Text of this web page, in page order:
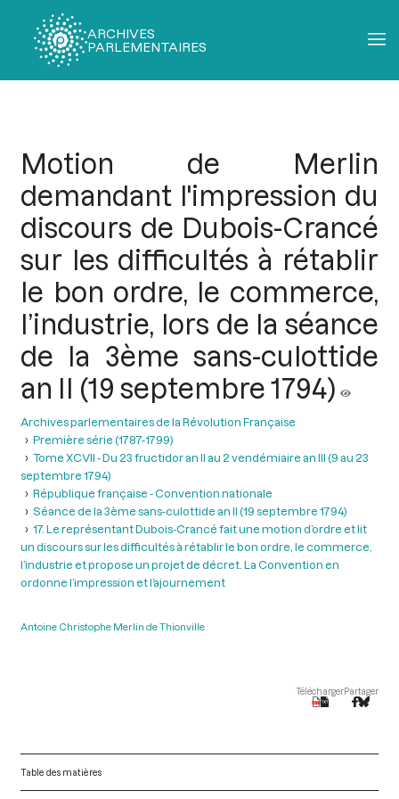
ARCHIVES
PARLEMENTAIRES
Motion de Merlin
demandant l'impression du
discours de Dubois-Crancé
sur les difficultés à rétablir
le bon ordre, le commerce,
l’industrie, lors de la séance
de la 3ème sans-culottide
an II (19 septembre 1794)
Archives parlementaires de la Révolution Française
Première série (1787-1799)
Tome XCVII - Du 23 fructidor an II au 2 vendémiaire an III (9 au 23
septembre 1794)
République française - Convention nationale
Séance de la 3ème sans-culottide an II (19 septembre 1794)
17. Le représentant Dubois-Crancé fait une motion d’ordre et lit
un discours sur les difficultés à rétablir le bon ordre, le commerce,
l’industrie et propose un projet de décret. La Convention en
ordonne l’impression et l’ajournement
Antoine Christophe Merlin de Thionville
TéléchargerPartager
Table des matières